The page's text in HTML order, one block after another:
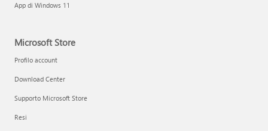
App di Windows 11
Microsoft Store
Profilo account
Download Center
Supporto Microsoft Store
Resi